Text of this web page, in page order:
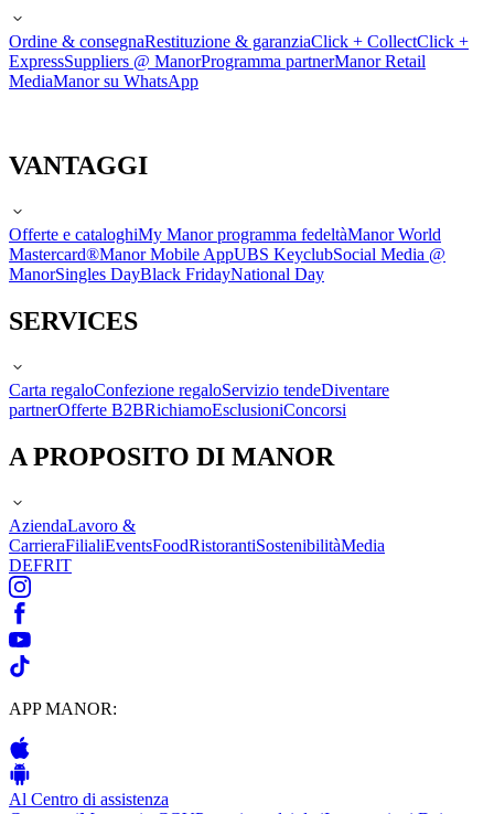
Ordine & consegnaRestituzione & garanziaClick + CollectClick +
ExpressSuppliers @ ManorProgramma partnerManor Retail
MediaManor su WhatsApp
VANTAGGI
Offerte e cataloghiMy Manor programma fedeltàManor World
Mastercard®Manor Mobile AppUBS KeyclubSocial Media @
ManorSingles DayBlack FridayNational Day
SERVICES
Carta regaloConfezione regaloServizio tendeDiventare
partnerOfferte B2BRichiamoEsclusioniConcorsi
A PROPOSITO DI MANOR
AziendaLavoro &
CarrieraFilialiEventsFoodRistorantiSostenibilitàMedia
DEFRIT
APP MANOR:
Al Centro di assistenza